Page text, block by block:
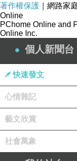
著作權保護 ｜網路家
Online
PChome Online and
Online Inc.
個人新聞台
快速發文
心情雜記
藝文欣賞
社會萬象